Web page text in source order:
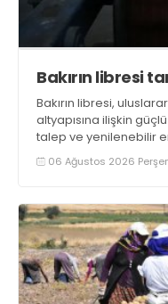
Bakırın libresi
Bakırın libresi,
altyapısına ilişkin
talep ve yenilenebilir
ulaşarak tarihi zirvesini
06 Ağustos 2026